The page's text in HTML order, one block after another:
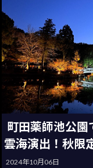
町田薬師池公園
雲海演出！秋限
2024年10月06日